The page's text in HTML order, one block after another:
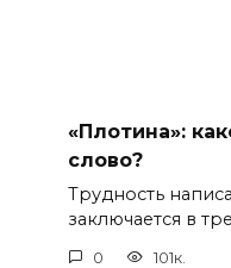
«Плотина»:
слово?
Трудность
заключается в
0 101к.